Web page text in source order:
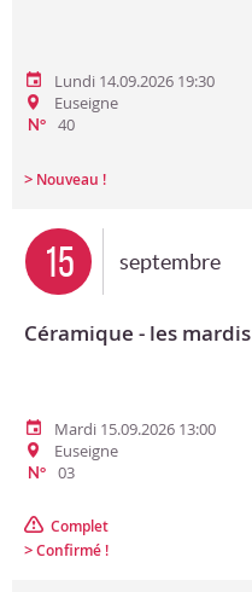
Lundi 14.09.2026 19:30
Euseigne
N° 40
> Nouveau !
15 septembre
Céramique - les mardis
Mardi 15.09.2026 13:00
Euseigne
N° 03
Complet
>Confirmé !